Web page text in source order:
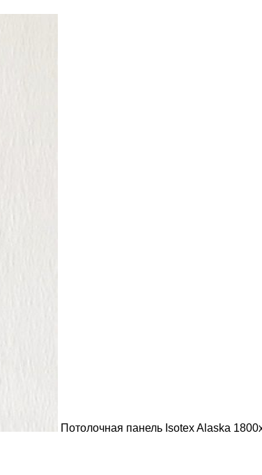
Потолочная панель Isotex Alaska